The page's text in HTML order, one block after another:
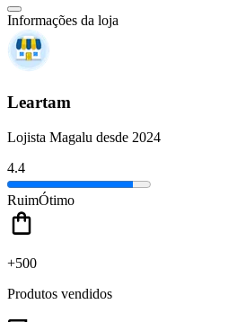
Informações da loja
Leartam
Lojista Magalu desde 2024
4.4
RuimÓtimo
+500
Produtos vendidos